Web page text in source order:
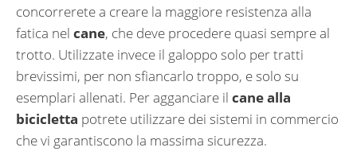
concorrerete a creare la maggiore resistenza alla
fatica nel cane, che deve procedere quasi sempre al
trotto. Utilizzate invece il galoppo solo per tratti
brevissimi, per non sfiancarlo troppo, e solo su
esemplari allenati. Per agganciare il cane alla
bicicletta potrete utilizzare dei sistemi in commercio
che vi garantiscono la massima sicurezza.